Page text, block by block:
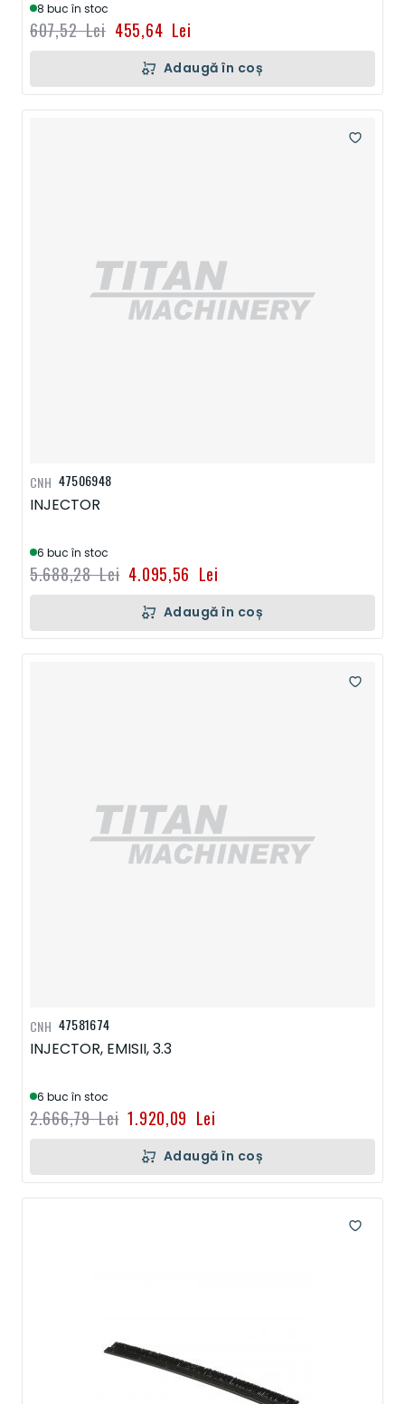
8 buc în stoc
455,64 Lei
607,52 Lei
Adaugă în coș
47506948
INJECTOR
6 buc în stoc
4.095,56 Lei
5.688,28 Lei
CNH
Adaugă în coș
47581674
INJECTOR, EMISII, 3.3
6 buc în stoc
1.920,09 Lei
2.666,79 Lei
CNH
Adaugă în coș